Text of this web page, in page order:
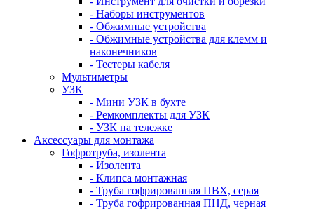
- Наборы инструментов
- Обжимные устройства
- Обжимные устройства для клемм и
наконечников
- Тестеры кабеля
Мультиметры
УЗК
- Мини УЗК в бухте
- Ремкомплекты для УЗК
- УЗК на тележке
Аксессуары для монтажа
Гофротруба, изолента
- Изолента
- Клипса монтажная
- Труба гофрированная ПВХ, серая
- Труба гофрированная ПНД, черная